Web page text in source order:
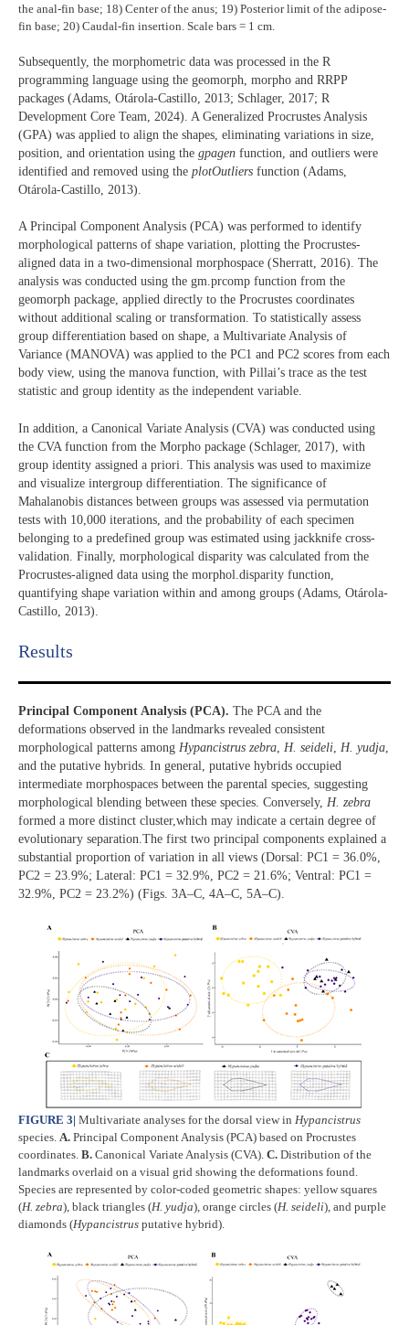
the anal-fin base; 18) Center of the anus; 19) Posterior limit of the adipose-
fin base; 20) Caudal-fin insertion. Scale bars = 1 cm.
Subsequently, the morphometric data was processed in the R
programming language using the geomorph, morpho and RRPP
packages (Adams, Otárola‐Castillo, 2013; Schlager, 2017; R
Development Core Team, 2024). A Generalized Procrustes Analysis
(GPA) was applied to align the shapes, eliminating variations in size,
position, and orientation using the gpagen function, and outliers were
identified and removed using the plotOutliers function (Adams,
Otárola‐Castillo, 2013).
A Principal Component Analysis (PCA) was performed to identify
morphological patterns of shape variation, plotting the Procrustes-
aligned data in a two-dimensional morphospace (Sherratt, 2016). The
analysis was conducted using the gm.prcomp function from the
geomorph package, applied directly to the Procrustes coordinates
without additional scaling or transformation. To statistically assess
group differentiation based on shape, a Multivariate Analysis of
Variance (MANOVA) was applied to the PC1 and PC2 scores from each
body view, using the manova function, with Pillai’s trace as the test
statistic and group identity as the independent variable.
In addition, a Canonical Variate Analysis (CVA) was conducted using
the CVA function from the Morpho package (Schlager, 2017), with
group identity assigned a priori. This analysis was used to maximize
and visualize intergroup differentiation. The significance of
Mahalanobis distances between groups was assessed via permutation
tests with 10,000 iterations, and the probability of each specimen
belonging to a predefined group was estimated using jackknife cross-
validation. Finally, morphological disparity was calculated from the
Procrustes-aligned data using the morphol.disparity function,
quantifying shape variation within and among groups (Adams, Otárola‐
Castillo, 2013).
Results​
Principal Component Analysis (PCA). The PCA and the
deformations observed in the landmarks revealed consistent
morphological patterns among Hypancistrus zebra, H. seideli, H. yudja,
and the putative hybrids. In general, putative hybrids occupied
intermediate morphospaces between the parental species, suggesting
morphological blending between these species. Conversely, H. zebra
formed a more distinct cluster,which may indicate a certain degree of
evolutionary separation.The first two principal components explained a
substantial proportion of variation in all views (Dorsal: PC1 = 36.0%,
PC2 = 23.9%; Lateral: PC1 = 32.9%, PC2 = 21.6%; Ventral: PC1 =
32.9%, PC2 = 23.2%) (Figs. 3A–C, 4A–C, 5A–C).
FIGURE 3| Multivariate analyses for the dorsal view in Hypancistrus
species. A. Principal Component Analysis (PCA) based on Procrustes
coordinates. B. Canonical Variate Analysis (CVA). C. Distribution of the
landmarks overlaid on a visual grid showing the deformations found.
Species are represented by color-coded geometric shapes: yellow squares
(H. zebra), black triangles (H. yudja), orange circles (H. seideli), and purple
diamonds (Hypancistrus putative hybrid).